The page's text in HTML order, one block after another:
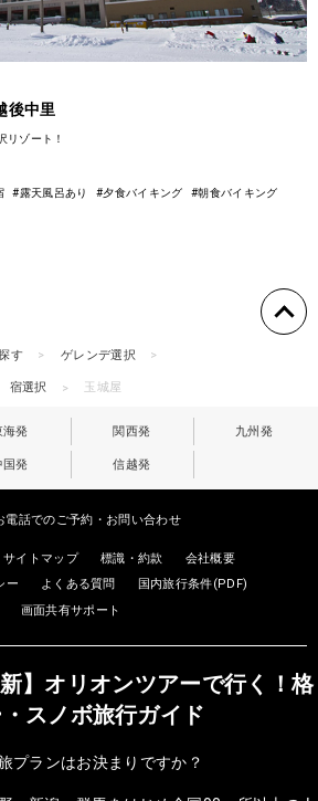
後中里
リゾート！
#露天風呂あり #夕食バイキング
#朝食バイキング
す ゲレンデ選択
宿選択 玉城屋
海発 関西発 九州発
国発 信越発
電話でのご予約・お問い合わせ
サイトマップ 標識・約款
会社概要
ー
よくある質問
国内旅行条件(PDF)
画面共有サポート
】オリオンツアーで行く！格
スノボ旅行ガイド
プランはお決まりですか？